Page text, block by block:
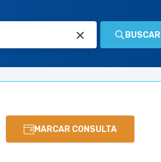
BUSCAR
MARCAR CONSULTA